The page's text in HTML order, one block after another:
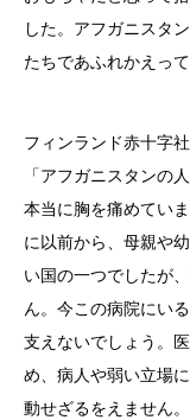
した。アフガニスタ
たちであふれかえっ
フィンランド赤十字
「アフガニスタンの
本当に胸を痛めてい
に以前から、母親や
い国の一つでしたが
ん。今この病院にい
支えないでしょう。
め、病人や弱い立場
動せざるをえません